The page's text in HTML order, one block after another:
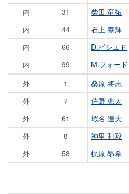
内
31 柴田 竜拓
内
44 石上 泰輝
内
66 D.ビシエド
内
99 M.フォード
外
1 桑原 将志
外
7 佐野 恵太
外
61 蝦名 達夫
外
8 神里 和毅
外
58 梶原 昂希